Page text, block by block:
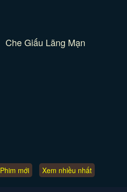
Che Giấu Lãng Mạn
Phim mới Xem nhiều nhất